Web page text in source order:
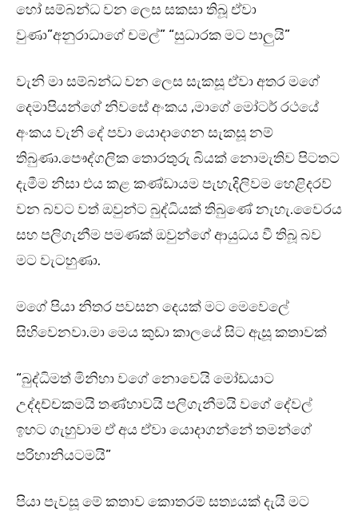
හෝ සම්බන්ධ වන ලෙස සකසා තිබූ ඒවා
වුණා”අනුරාධාගේ චමල්” “සුධාරක මට පාලුයි”
වැනි මා සම්බන්ධ වන ලෙස සැකසූ ඒවා අතර මගේ
දෙමාපියන්ගේ නිවසේ අංකය ,මාගේ මෝටර් රථයේ
අංකය වැනි දේ පවා යොදාගෙන සැකසූ නම්
තිබුණා.පෞද්ගලික තොරතුරු බියක් නොමැතිව පිටතට
දැමීම නිසා එය කළ කණ්ඩායම පැහැදිලිවම හෙළිදරව්
වන බවට වත් ඔවුන්ට බුද්ධියක් තිබුණේ නැහැ.වෛරය
සහ පලිගැනීම පමණක් ඔවුන්ගේ ආයුධය වී තිබූ බව
මට වැටහුණා.
මගේ පියා නිතර පවසන දෙයක් මට මෙවෙලේ
සිහිවෙනවා.මා මෙය කුඩා කාලයේ සිට ඇසූ කතාවක්
“බුද්ධිමත් මිනිහා වගේ නොවෙයි මෝඩයාට
උද්දච්චකමයි තණ්හාවයි පලිගැනීමයි වගේ දේවල්
ඉහට ගැහුවාම ඒ අය ඒවා යොදාගන්නේ තමන්ගේ
පරිහානියටමයි”
පියා පැවසූ මේ කතාව කොතරම් සත්‍යයක් දැයි මට